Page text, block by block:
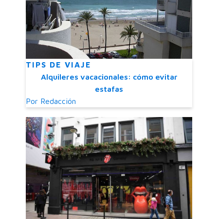
TIPS DE VIAJE
Alquileres vacacionales: cómo evitar
estafas
Por Redacción